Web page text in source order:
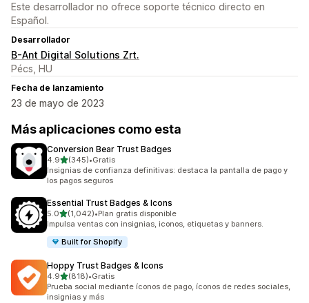
Este desarrollador no ofrece soporte técnico directo en
Español.
Desarrollador
B-Ant Digital Solutions Zrt.
Pécs, HU
Fecha de lanzamiento
23 de mayo de 2023
Más aplicaciones como esta
Conversion Bear Trust Badges
4.9de 5 estrellas
(345)
345 reseñas en total
•Gratis
Insignias de confianza definitivas: destaca la pantalla de pago y
los pagos seguros
Essential Trust Badges & Icons
5.0de 5 estrellas
(1,042)
1042 reseñas en total
•Plan gratis disponible
Impulsa ventas con insignias, iconos, etiquetas y banners.
Built for Shopify
Hoppy Trust Badges & Icons
4.9de 5 estrellas
(818)
818 reseñas en total
•Gratis
Prueba social mediante íconos de pago, íconos de redes sociales,
insignias y más